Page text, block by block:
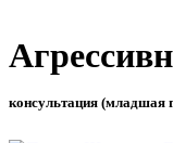
консультация (младшая